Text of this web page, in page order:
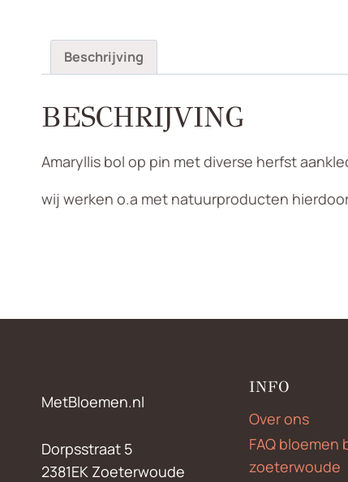
Beschrijving
BESCHRIJVING
Amaryllis bol op pin met diverse herfst
wij werken o.a met natuurproducten
MetBloemen.nl
Dorpsstraat 5
2381EK Zoeterwoude
INFO
Over ons
FAQ bloemen
zoeterwoude